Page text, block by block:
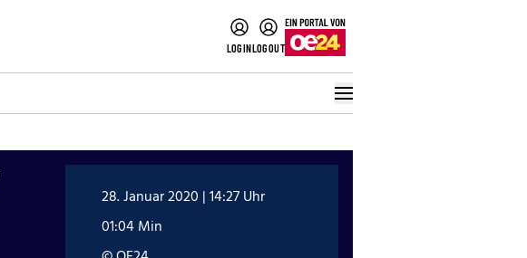
LOGINLOGOUT
28. Januar 2020 | 14:27 Uhr
01:04 Min